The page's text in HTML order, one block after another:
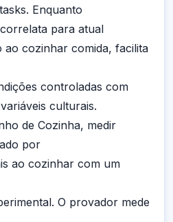
Enquanto
para atual
ao cozinhar comida, facilita
controladas com
culturais.
de Cozinha, medir
por
ao cozinhar com um
O provador mede